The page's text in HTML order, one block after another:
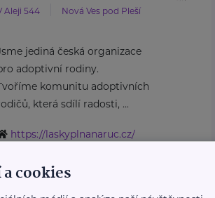
Aleji 544 Nová Ves pod Pleší
jediná česká organizace
adoptivní rodiny.
komunitu adoptivních
která sdílí radosti, ...
https://laskyplnanaruc.cz/
info@laskyplnanaruc.cz
cookies